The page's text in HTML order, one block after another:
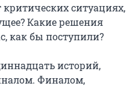
ситуациях,
Какие решения
как бы поступили?
историй,
Финалом,